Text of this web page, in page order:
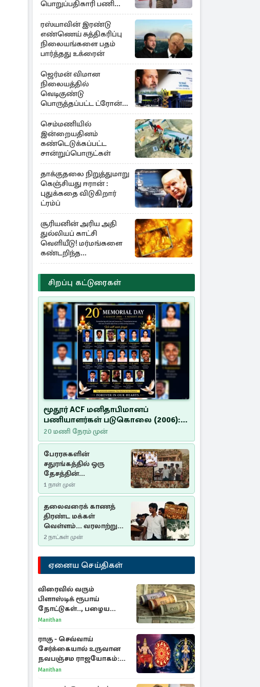
பொறுப்பதிகாரி பணி
இடைநீக்கம்
ரஸ்யாவின் இரண்டு
எண்ணெய் சுத்திகரிப்பு
நிலையங்களை பதம்
பார்த்தது உக்ரைன்
ஜெர்மன் விமான
நிலையத்தில்
வெடிகுண்டு
பொருத்தப்பட்ட ட்ரோன்!
தப்பியது உக்ரைன்
விமானம்
செம்மணியில்
இன்றையதினம்
கண்டெடுக்கப்பட்ட
சான்றுப்பொருட்கள்
தாக்குதலை நிறுத்துமாறு
கெஞ்சியது ஈரான் :
புதுக்கதை விடுகிறார்
ட்ரம்ப்
சூரியனின் அரிய அதி
துல்லியப் காட்சி
வெளியீடு! மர்மங்களை
கண்டறிந்த
விஞ்ஞானிகள்
சிறப்பு கட்டுரைகள்
மூதூர் ACF மனிதாபிமானப்
பணியாளர்கள் படுகொலை (2006):
20 ஆண்டுகளாகியும் நீதி
மறுக்கப்பட்ட மனிதாபிமானப்
பேரவலம்
20 மணி நேரம் முன்
பேரரசுகளின்
சதுரங்கத்தில் ஒரு
தேசத்தின்
தீர்க்கதரிசனம் :
சுதுமலை பிரகடனம்
ஒரு வரலாற்றுப் பாடம்
1 நாள் முன்
தலைவரைக் காணத்
திரண்ட மக்கள்
வெள்ளம்... வரலாற்றுச்
சிறப்புமிக்க சுதுமலைப்
பிரகடனம்…
2 நாட்கள் முன்
ஏனைய செய்திகள்
விரைவில் வரும்
பிளாஸ்டிக் ரூபாய்
நோட்டுகள்.., பழைய
காகித நோட்டுகள்
Manithan
ராகு - செவ்வாய்
சேர்க்கையால் உருவான
நவபஞ்சம ராஜயோகம்:
அதிர்ஷ்டம் பெறும் 3
Manithan